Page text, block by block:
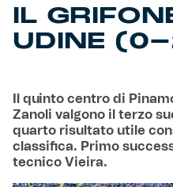
IL
UDINE
Il quinto centro di
Zanoli valgono il terzo
quarto risultato utile
classifica. Primo
tecnico Vieira.